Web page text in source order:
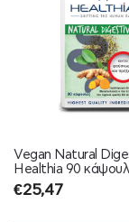
Vegan Natural
Healthia 90
€25,47